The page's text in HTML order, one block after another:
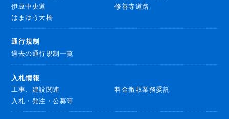
伊豆中央道
修善寺道路
はまゆう大橋
通行規制
過去の通行規制一覧
入札情報
工事、建設関連
料金徴収業務委託
入札・発注・公募等